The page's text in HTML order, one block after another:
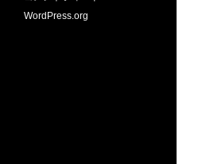
WordPress.org